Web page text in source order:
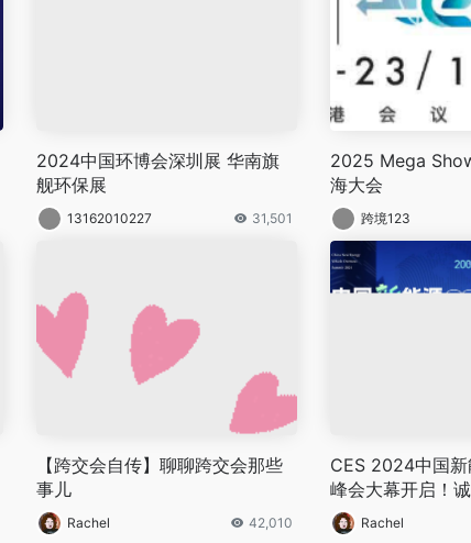
2024中国环博会深圳展 华南旗
舰环保展
13162010227 31,501
2025 Mega
海大会
跨境123
【跨交会自传】聊聊跨交会那些
事儿
Rachel 42,010
CES 2024中国
峰会大幕开启！
Rachel